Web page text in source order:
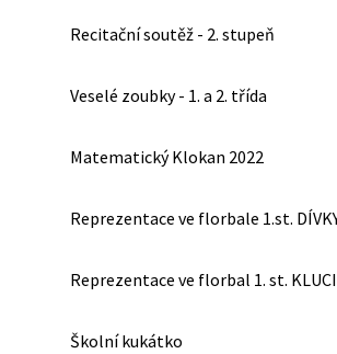
Recitační soutěž - 2. stupeň
Veselé zoubky - 1. a 2. třída
Matematický Klokan 2022
Reprezentace ve florbale 1.st.
Reprezentace ve florbal 1. st. KLUCI
Školní kukátko